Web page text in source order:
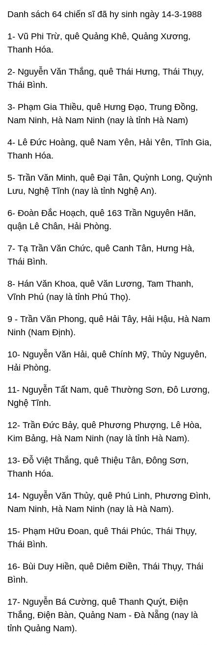
Danh sách 64 chiến sĩ đã hy sinh ngày 14-3-1988
1- Vũ Phi Trừ, quê Quảng Khê, Quảng Xương,
Thanh Hóa.
2- Nguyễn Văn Thắng, quê Thái Hưng, Thái Thụy,
Thái Bình.
3- Phạm Gia Thiều, quê Hưng Đạo, Trung Đồng,
Nam Ninh, Hà Nam Ninh (nay là tỉnh Hà Nam)
4- Lê Đức Hoàng, quê Nam Yên, Hải Yên, Tĩnh Gia,
Thanh Hóa.
5- Trần Văn Minh, quê Đại Tân, Quỳnh Long, Quỳnh
Lưu, Nghệ Tĩnh (nay là tỉnh Nghệ An).
6- Đoàn Đắc Hoạch, quê 163 Trần Nguyên Hãn,
quận Lê Chân, Hải Phòng.
7- Tạ Trần Văn Chức, quê Canh Tân, Hưng Hà,
Thái Bình.
8- Hán Văn Khoa, quê Văn Lương, Tam Thanh,
Vĩnh Phú (nay là tỉnh Phú Thọ).
9 - Trần Văn Phong, quê Hải Tây, Hải Hậu, Hà Nam
Ninh (Nam Định).
10- Nguyễn Văn Hải, quê Chính Mỹ, Thủy Nguyên,
Hải Phòng.
11- Nguyễn Tất Nam, quê Thường Sơn, Đô Lương,
Nghệ Tĩnh.
12- Trần Đức Bảy, quê Phương Phượng, Lê Hòa,
Kim Bảng, Hà Nam Ninh (nay là tỉnh Hà Nam).
13- Đỗ Việt Thắng, quê Thiệu Tân, Đông Sơn,
Thanh Hóa.
14- Nguyễn Văn Thủy, quê Phú Linh, Phương Đình,
Nam Ninh, Hà Nam Ninh (nay là Hà Nam).
15- Phạm Hữu Đoan, quê Thái Phúc, Thái Thụy,
Thái Bình.
16- Bùi Duy Hiền, quê Diêm Điền, Thái Thụy, Thái
Bình.
17- Nguyễn Bá Cường, quê Thanh Quýt, Điện
Thắng, Điện Bàn, Quảng Nam - Đà Nẵng (nay là
tỉnh Quảng Nam).